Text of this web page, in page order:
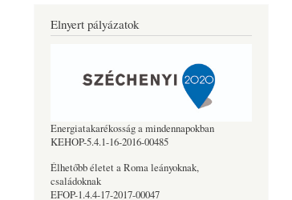
Elnyert pályázatok
Energiatakarékosság a mindennapokban
KEHOP-5.4.1-16-2016-00485
Élhetőbb életet a Roma leányoknak,
családoknak
EFOP-1.4.4-17-2017-00047